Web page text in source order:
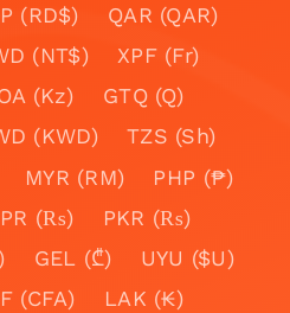
(RD$)
QAR (QAR)
(NT$)
XPF (Fr)
(Kz)
GTQ (Q)
(KWD)
TZS (Sh)
MYR (RM)
PHP (₱)
(₨)
PKR (₨)
GEL (₾)
UYU ($U)
(CFA)
LAK (₭)